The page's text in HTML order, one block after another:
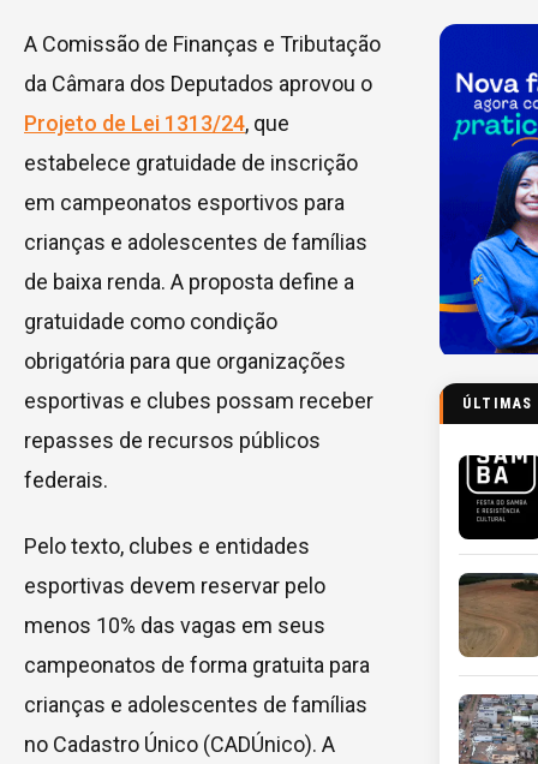
A Comissão de Finanças e Tributação
da Câmara dos Deputados aprovou o
Projeto de Lei 1313/24, que
estabelece gratuidade de inscrição
em campeonatos esportivos para
crianças e adolescentes de famílias
de baixa renda. A proposta define a
gratuidade como condição
obrigatória para que organizações
esportivas e clubes possam receber
repasses de recursos públicos
federais.
Pelo texto, clubes e entidades
esportivas devem reservar pelo
menos 10% das vagas em seus
campeonatos de forma gratuita para
crianças e adolescentes de famílias
no Cadastro Único (CADÚnico). A